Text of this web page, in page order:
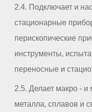
2.4. Подключает и
стационарные
перископические
инструменты,
переносные и
2.5. Делает макро - и
металла, сплавов и